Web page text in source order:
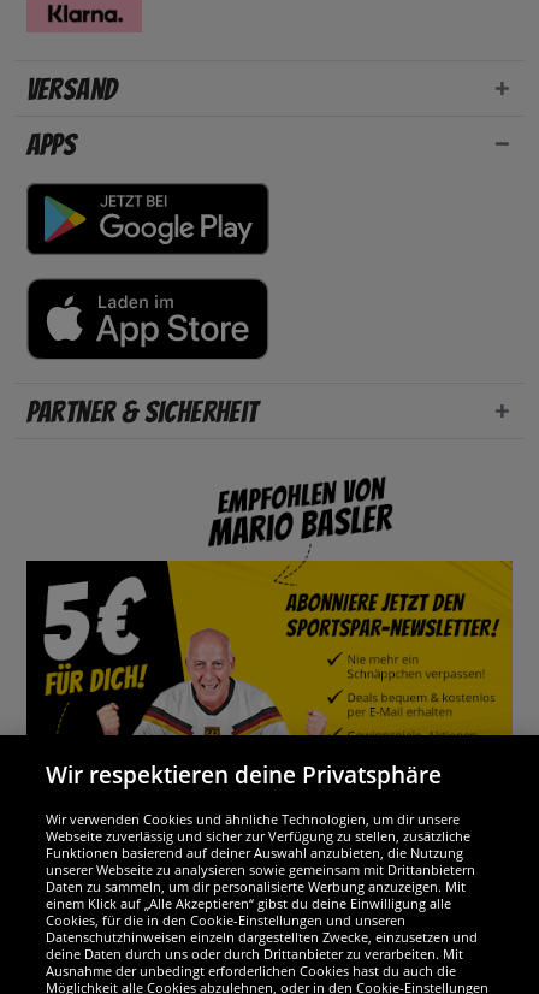
Versand
Apps
Partner & Sicherheit
Wir sind ausgezeichnet
Wir respektieren deine Privatsphäre
Wir verwenden Cookies und ähnliche Technologien, um dir unsere
Webseite zuverlässig und sicher zur Verfügung zu stellen, zusätzliche
Funktionen basierend auf deiner Auswahl anzubieten, die Nutzung
unserer Webseite zu analysieren sowie gemeinsam mit Drittanbietern
Daten zu sammeln, um dir personalisierte Werbung anzuzeigen. Mit
einem Klick auf „Alle Akzeptieren“ gibst du deine Einwilligung alle
Cookies, für die in den Cookie-Einstellungen und unseren
Datenschutzhinweisen einzeln dargestellten Zwecke, einzusetzen und
deine Daten durch uns oder durch Drittanbieter zu verarbeiten. Mit
Ausnahme der unbedingt erforderlichen Cookies hast du auch die
Möglichkeit alle Cookies abzulehnen, oder in den Cookie-Einstellungen